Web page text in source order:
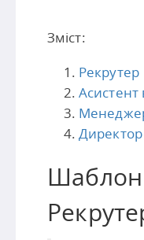
Зміст:
Рекрутер
Асистент
Шаблон